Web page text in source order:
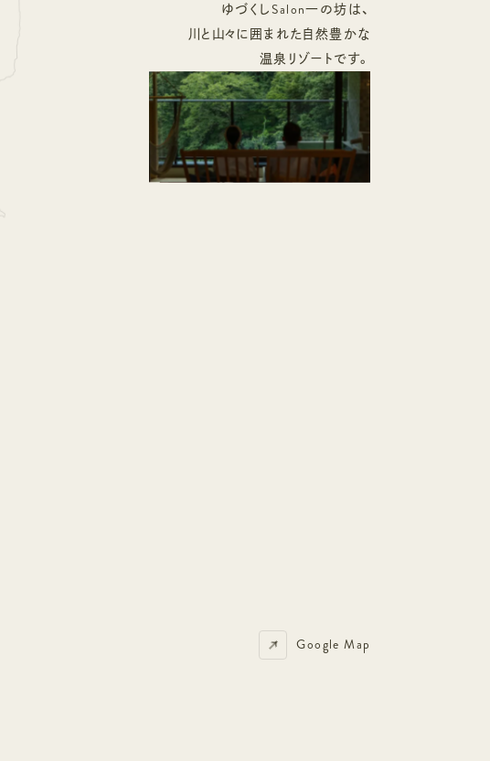
ゆづくしSalon一の坊は、
川と山々に囲まれた自然豊かな
温泉リゾートです。
Google Map